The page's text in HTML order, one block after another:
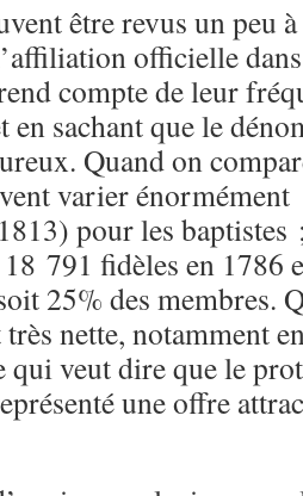
être revus un peu
officielle
compte de leur
en sachant que le
Quand on
varier
pour les baptistes
791 fidèles en 1786
25% des membres.
nette, notamment
qui veut dire que le
une offre